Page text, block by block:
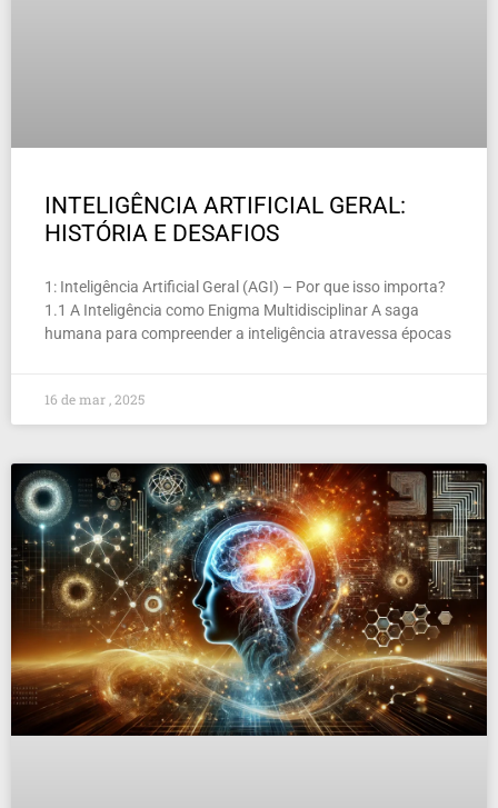
INTELIGÊNCIA ARTIFICIAL GERAL:
HISTÓRIA E DESAFIOS
1: Inteligência Artificial Geral (AGI) – Por que isso importa?
1.1 A Inteligência como Enigma Multidisciplinar A saga
humana para compreender a inteligência atravessa épocas
16 de mar , 2025